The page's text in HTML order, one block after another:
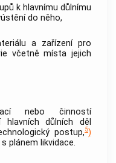
k hlavnímu důlnímu
do něho,
a zařízení pro
včetně místa jejich
nebo činností
hlavních důlních děl
postup,5)
plánem likvidace.